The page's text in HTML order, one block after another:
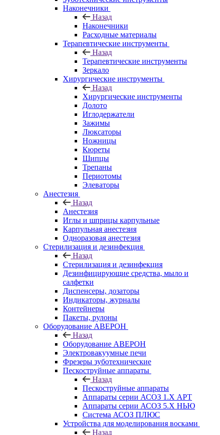
Наконечники
Назад
Наконечники
Расходные материалы
Терапевтические инструменты
Назад
Терапевтические инструменты
Зеркало
Хирургические инструменты
Назад
Хирургические инструменты
Долото
Иглодержатели
Зажимы
Люксаторы
Ножницы
Кюреты
Шипцы
Трепаны
Периотомы
Элеваторы
Анестезия
Назад
Анестезия
Иглы и шприцы карпульные
Карпульная анестезия
Одноразовая анестезия
Стерилизация и дезинфекция
Назад
Стерилизация и дезинфекция
Дезинфицирующие средства, мыло и
салфетки
Диспенсеры, дозаторы
Индикаторы, журналы
Контейнеры
Пакеты, рулоны
Оборудование АВЕРОН
Назад
Оборудование АВЕРОН
Электровакуумные печи
Фрезеры зуботехнические
Пескоструйные аппараты
Назад
Пескоструйные аппараты
Аппараты серии АСОЗ 1.Х АРТ
Аппараты серии АСОЗ 5.Х НЬЮ
Система АСОЗ ПЛЮС
Устройства для моделирования восками
Назад